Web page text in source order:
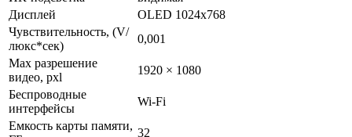
Дисплей
OLED 1024х768
Чувствительность, (V/
люкс*сек)
0,001
Max разрешение
видео, pxl
1920 × 1080
Беспроводные
интерфейсы
Wi-Fi
Емкость карты памяти,
32